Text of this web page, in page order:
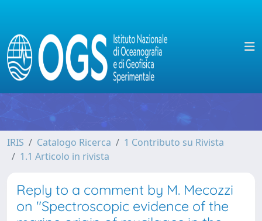
IRIS Catalogo Ricerca
1 Contributo su Rivista
1.1 Articolo in rivista
Reply to a comment by M. Mecozzi
on "Spectroscopic evidence of the